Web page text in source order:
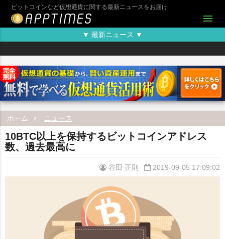
ビットコインなど仮想通貨に関する最新ニュースをお届け
menu
▼ 最新ニュース ▼
ホーム ニュース
10BTC以上を保持するビットコインアドレス
数、過去最高に
谷田 正則 2019-09-05 17:09:02